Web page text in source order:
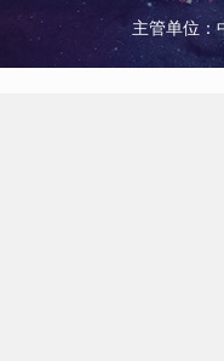
主管单位：